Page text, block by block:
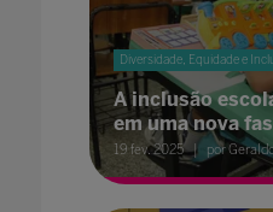
Diversidade, Equidade e
A inclusão
em uma nova
19 fev. 2025 por